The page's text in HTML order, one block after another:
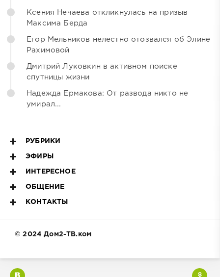
Ксения Нечаева откликнулась на призыв
Максима Берда
Егор Мельников нелестно отозвался об Элине
Рахимовой
Дмитрий Луковкин в активном поиске
спутницы жизни
Надежда Ермакова: От развода никто не
умирал...
РУБРИКИ
ЭФИРЫ
ИНТЕРЕСНОЕ
ОБЩЕНИЕ
КОНТАКТЫ
© 2024 Дом2-ТВ.ком